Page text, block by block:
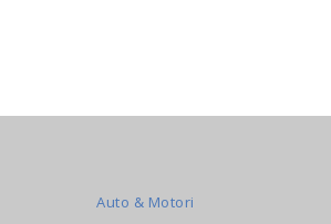
Auto & Motori